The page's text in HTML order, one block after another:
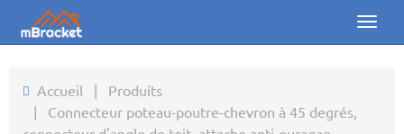
Toggle
Produits
Accueil | Produits
| Connecteur poteau-poutre-chevron à 45 degrés,